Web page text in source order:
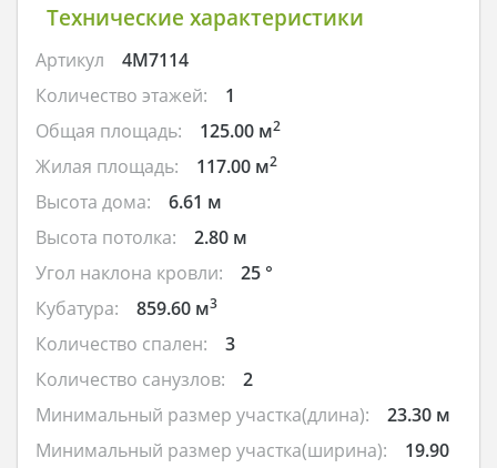
Технические характеристики
Артикул
4M7114
Количество этажей:
1
Общая площадь:
125.00 м2
Жилая площадь: 117.00 м2
Высота дома:
6.61 м
Высота потолка:
2.80 м
Угол наклона кровли:
25 °
Кубатура:
859.60 м3
Количество спален:
3
Количество санузлов:
2
Минимальный размер участка(длина):
23.30 м
Минимальный размер участка(ширина):
19.90